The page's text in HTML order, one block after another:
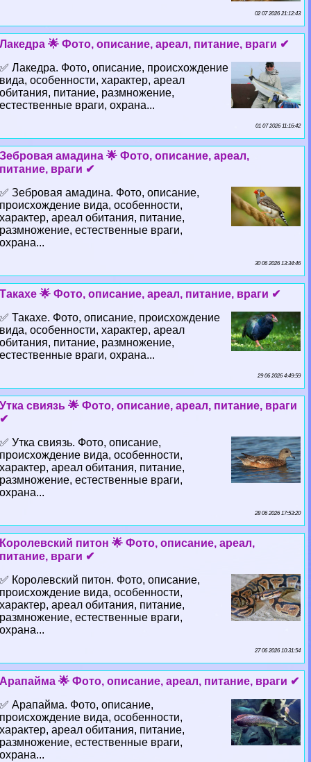
02 07 2026 21:12:43
Лакедра 🌟 Фото, описание, ареал, питание, враги ✔
✅ Лакедра. Фото, описание, происхождение
вида, особенности, хаpaктер, ареал
обитания, питание, размножение,
естественные враги, охрана...
01 07 2026 11:16:42
Зебровая амадина 🌟 Фото, описание, ареал,
питание, враги ✔
✅ Зебровая амадина. Фото, описание,
происхождение вида, особенности,
хаpaктер, ареал обитания, питание,
размножение, естественные враги,
охрана...
30 06 2026 13:34:46
Такахе 🌟 Фото, описание, ареал, питание, враги ✔
✅ Такахе. Фото, описание, происхождение
вида, особенности, хаpaктер, ареал
обитания, питание, размножение,
естественные враги, охрана...
29 06 2026 4:49:59
Утка свиязь 🌟 Фото, описание, ареал, питание, враги
✔
✅ Утка свиязь. Фото, описание,
происхождение вида, особенности,
хаpaктер, ареал обитания, питание,
размножение, естественные враги,
охрана...
28 06 2026 17:53:20
Королевский питон 🌟 Фото, описание, ареал,
питание, враги ✔
✅ Королевский питон. Фото, описание,
происхождение вида, особенности,
хаpaктер, ареал обитания, питание,
размножение, естественные враги,
охрана...
27 06 2026 10:31:54
Арапайма 🌟 Фото, описание, ареал, питание, враги ✔
✅ Арапайма. Фото, описание,
происхождение вида, особенности,
хаpaктер, ареал обитания, питание,
размножение, естественные враги,
охрана...